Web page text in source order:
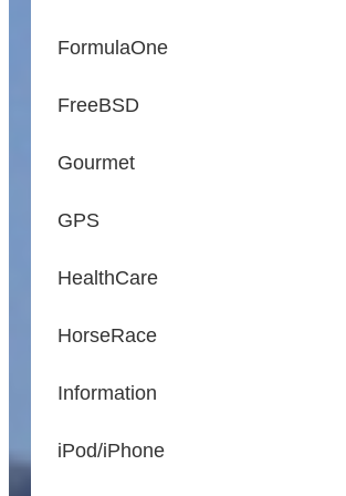
FormulaOne
FreeBSD
Gourmet
GPS
HealthCare
HorseRace
Information
iPod/iPhone